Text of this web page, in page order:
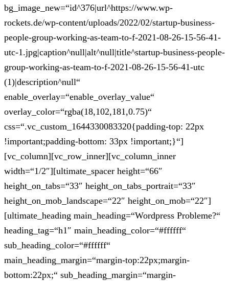
bg_image_new=“id^376|url^https://www.wp-
rockets.de/wp-content/uploads/2022/02/startup-business-
people-group-working-as-team-to-f-2021-08-26-15-56-41-
utc-1.jpg|caption^null|alt^null|title^startup-business-people-
group-working-as-team-to-f-2021-08-26-15-56-41-utc
(1)|description^null“
enable_overlay=“enable_overlay_value“
overlay_color=“rgba(18,102,181,0.75)“
css=“.vc_custom_1644330083320{padding-top: 22px
!important;padding-bottom: 33px !important;}“]
[vc_column][vc_row_inner][vc_column_inner
width=“1/2″][ultimate_spacer height=“66″
height_on_tabs=“33″ height_on_tabs_portrait=“33″
height_on_mob_landscape=“22″ height_on_mob=“22″]
[ultimate_heading main_heading=“Wordpress Probleme?“
heading_tag=“h1″ main_heading_color=“#ffffff“
sub_heading_color=“#ffffff“
main_heading_margin=“margin-top:22px;margin-
bottom:22px;“ sub_heading_margin=“margin-